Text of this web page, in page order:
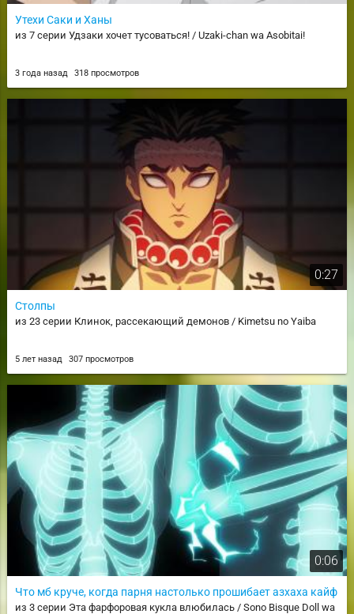
Утехи Саки и Ханы
из 7 серии Удзаки хочет тусоваться! / Uzaki-chan wa Asobitai!
3 года назад 318 просмотров
0:27
Столпы
из 23 серии Клинок, рассекающий демонов / Kimetsu no Yaiba
5 лет назад 307 просмотров
0:06
Что мб круче, когда парня настолько прошибает азхаха кайф
из 3 серии Эта фарфоровая кукла влюбилась / Sono Bisque Doll wa